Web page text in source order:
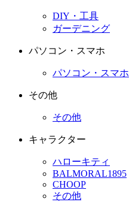
DIY・工具
ガーデニング
パソコン・スマホ
パソコン・スマホ
その他
その他
キャラクター
ハローキティ
BALMORAL1895
CHOOP
その他